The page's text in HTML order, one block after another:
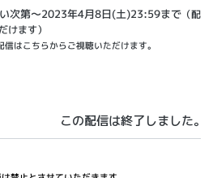
次第～2023年4月8日(土)23:59まで（配
けます）
はこちらからご視聴いただけます。
この配信は終了しました。